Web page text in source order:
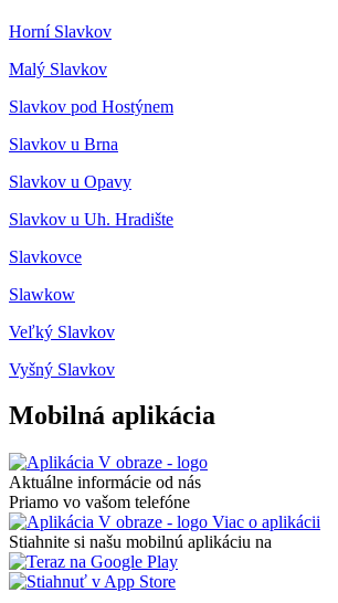
Horní Slavkov
Malý Slavkov
Slavkov pod Hostýnem
Slavkov u Brna
Slavkov u Opavy
Slavkov u Uh. Hradište
Slavkovce
Slawkow
Veľký Slavkov
Vyšný Slavkov
Mobilná aplikácia
Aktuálne informácie od nás
Priamo vo vašom telefóne
Viac o aplikácii
Stiahnite si našu mobilnú aplikáciu na